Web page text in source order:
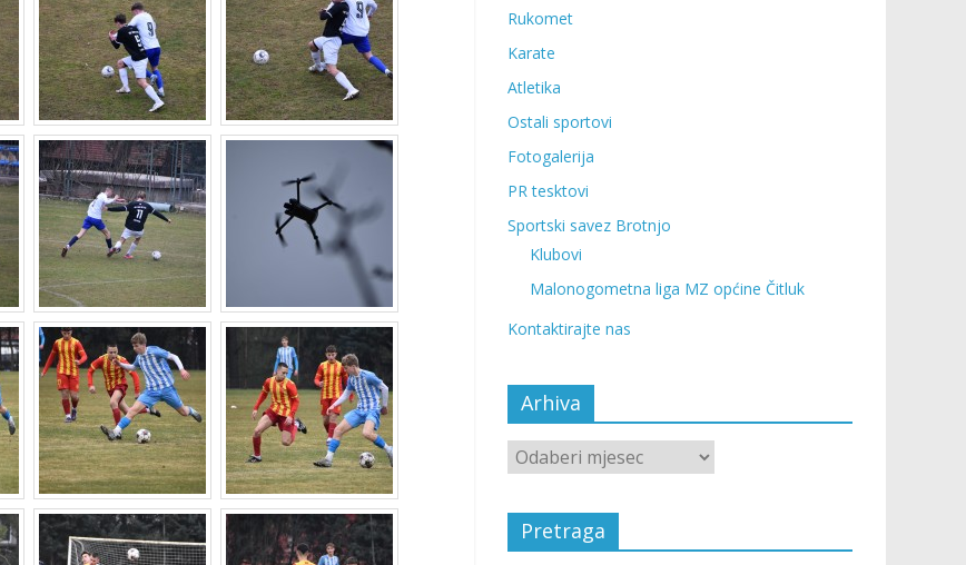
Rukomet
Karate
Atletika
Ostali sportovi
Fotogalerija
PR tesktovi
Sportski savez Brotnjo
Klubovi
Malonogometna liga MZ općine Čitluk
Kontaktirajte nas
Arhiva
Pretraga